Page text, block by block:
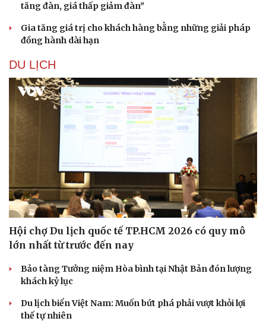
tăng đàn, giá thấp giảm đàn"
Gia tăng giá trị cho khách hàng bằng những giải pháp
đồng hành dài hạn
DU LỊCH
Hội chợ Du lịch quốc tế TP.HCM 2026 có quy mô
lớn nhất từ trước đến nay
Bảo tàng Tưởng niệm Hòa bình tại Nhật Bản đón lượng
khách kỷ lục
Du lịch biển Việt Nam: Muốn bứt phá phải vượt khỏi lợi
thế tự nhiên